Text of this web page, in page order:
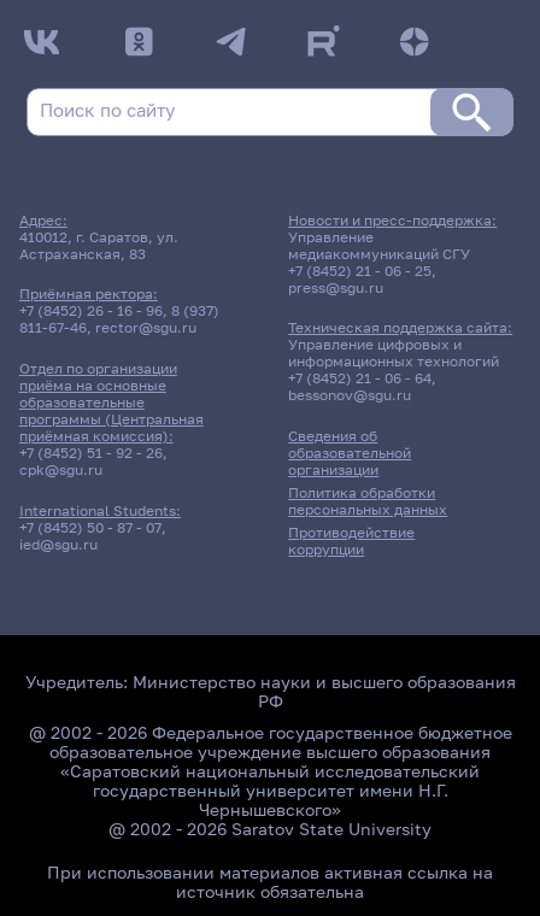
Адрес:
410012, г. Саратов, ул.
Астраханская, 83
Приёмная ректора:
+7 (8452) 26 - 16 - 96, 8 (937)
811-67-46, rector@sgu.ru
Отдел по организации
приёма на основные
образовательные
программы (Центральная
приёмная комиссия):
+7 (8452) 51 - 92 - 26,
cpk@sgu.ru
International Students:
+7 (8452) 50 - 87 - 07,
ied@sgu.ru
Сведения об
образовательной
организации
Политика обработки
персональных данных
Противодействие
коррупции
Новости и пресс-поддержка:
Управление
медиакоммуникаций СГУ
+7 (8452) 21 - 06 - 25,
press@sgu.ru
Техническая поддержка сайта:
Управление цифровых и
информационных технологий
+7 (8452) 21 - 06 - 64,
bessonov@sgu.ru
Учредитель: Министерство науки и высшего образования
РФ
@ 2002 - 2026 Федеральное государственное бюджетное
образовательное учреждение высшего образования
«Саратовский национальный исследовательский
государственный университет имени Н.Г.
Чернышевского»
@ 2002 - 2026 Saratov State University
При использовании материалов активная ссылка на
источник обязательна